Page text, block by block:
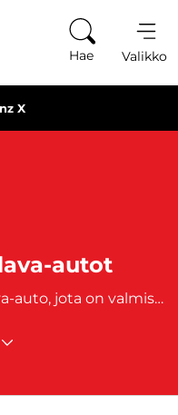
Hae Valikko
X
autot
Mercedes-Benz X on tilava lava-auto, jota on valmistettu vuodesta 2017 lähtien. Laadukas hyötyajoneuvo sai täydet viisi tähteä kolaritestistä. Turvallinen ja luotettava työauto toimii monessa tarkoituksessa erinomaisen varustelunsa ansiosta. J. Rinta-Joupilta ostat käytetyt, aiemmin omistuksessa olleet Mercedes-Benz X-vaihtoautot, joihin on saatavilla edullinen